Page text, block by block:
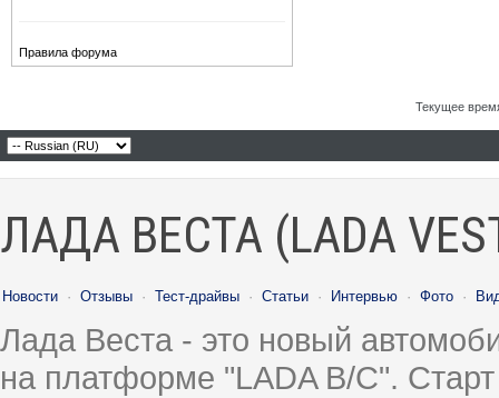
Правила форума
Текущее
ЛАДА ВЕСТА (LADA
Новости · Отзывы · Тест-драйвы · Статьи · Интервью · Фото ·
Лада Веста - это новый
на платформе "LADA B/C".